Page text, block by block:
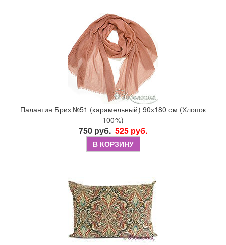
Палантин Бриз №51 (карамельный) 90х180 см (Хлопок
100%)
750 руб. 525 руб.
В КОРЗИНУ